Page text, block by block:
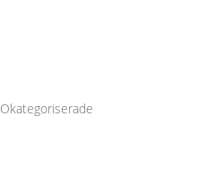
Okategoriserade